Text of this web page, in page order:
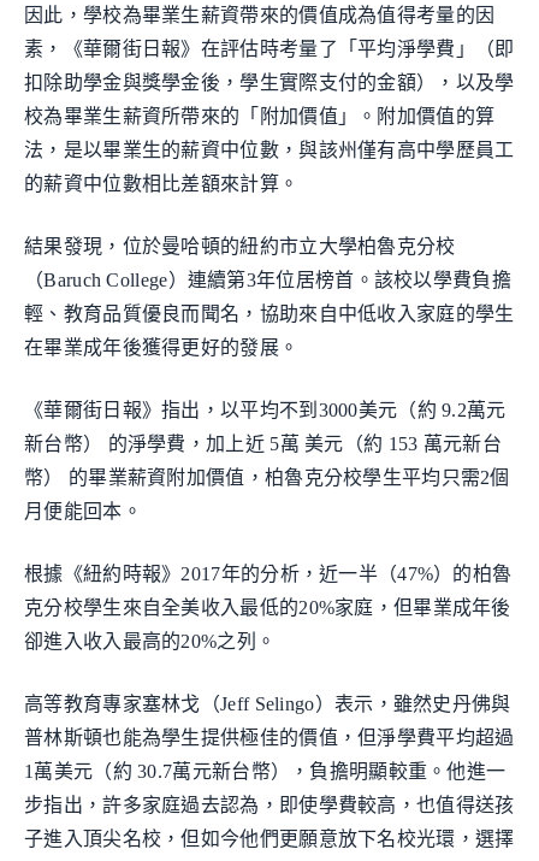
因此，學校為畢業生薪資帶來的價值成為值得考量的因
素，《華爾街日報》在評估時考量了「平均淨學費」（即
扣除助學金與獎學金後，學生實際支付的金額），以及學
校為畢業生薪資所帶來的「附加價值」。附加價值的算
法，是以畢業生的薪資中位數，與該州僅有高中學歷員工
的薪資中位數相比差額來計算。
結果發現，位於曼哈頓的紐約市立大學柏魯克分校
（Baruch College）連續第3年位居榜首。該校以學費負擔
輕、教育品質優良而聞名，協助來自中低收入家庭的學生
在畢業成年後獲得更好的發展。
《華爾街日報》指出，以平均不到3000美元（約 9.2萬元
新台幣） 的淨學費，加上近 5萬 美元（約 153 萬元新台
幣） 的畢業薪資附加價值，柏魯克分校學生平均只需2個
月便能回本。
根據《紐約時報》2017年的分析，近一半（47%）的柏魯
克分校學生來自全美收入最低的20%家庭，但畢業成年後
卻進入收入最高的20%之列。
高等教育專家塞林戈（Jeff Selingo）表示，雖然史丹佛與
普林斯頓也能為學生提供極佳的價值，但淨學費平均超過
1萬美元（約 30.7萬元新台幣），負擔明顯較重。他進一
步指出，許多家庭過去認為，即使學費較高，也值得送孩
子進入頂尖名校，但如今他們更願意放下名校光環，選擇